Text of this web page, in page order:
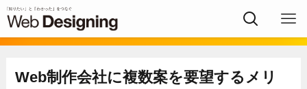
Web制作会社に複数案を要望するメリ